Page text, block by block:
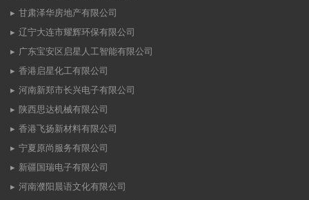
甘肃泽华房地产有限公司
辽宁大连市耀辉环保有限公司
广东宝安区启星人工智能有限公司
香港启星化工有限公司
河南新郑市长兴电子有限公司
陕西思达机械有限公司
香港飞扬新材料有限公司
宁夏原尚服务有限公司
新疆国瑞电子有限公司
河南濮阳晨语文化有限公司